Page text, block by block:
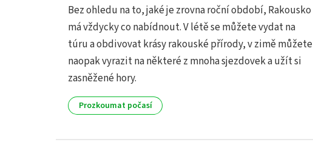
Bez ohledu na to, jaké je zrovna roční období, Rakousko
má vždycky co nabídnout. V létě se můžete vydat na
túru a obdivovat krásy rakouské přírody, v zimě můžete
naopak vyrazit na některé z mnoha sjezdovek a užít si
zasněžené hory.
Prozkoumat počasí